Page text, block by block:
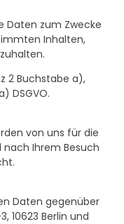
Daten zum Zwecke
Inhalten,
2 Buchstabe a),
DSGVO.
von uns für die
Ihrem Besuch
Daten gegenüber
10623 Berlin und